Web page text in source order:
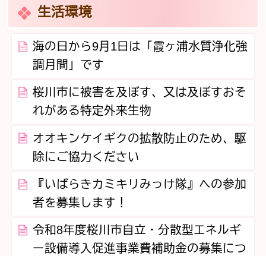
生活環境
海の日から9月1日は「霞ヶ浦水質浄化強
調月間」です
桜川市に被害を及ぼす、又は及ぼすおそ
れがある特定外来生物
オオキンケイギクの拡散防止のため、駆
除にご協力ください
『いばらきカミキリみっけ隊』への参加
者を募集します！
令和8年度桜川市自立・分散型エネルギ
ー設備導入促進事業費補助金の募集につ